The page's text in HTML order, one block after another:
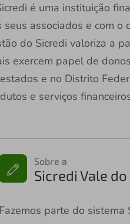
é uma instituição
seus associados e com
do Sicredi valoriza a
exercem papel de
e no Distrito
e serviços
Sobre a
Sicredi Vale
Fazemos parte do sistema